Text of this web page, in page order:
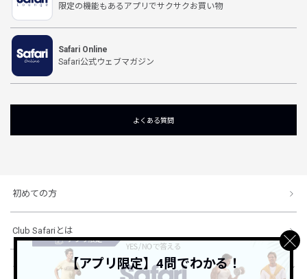
限定の機能もあるアプリでサクサクお買い物
Safari Online
Safari公式ウェブマガジン
よくある質問
初めての方
Club Safariとは
ショッピングガイド【アプリ限定】4問でわかる！